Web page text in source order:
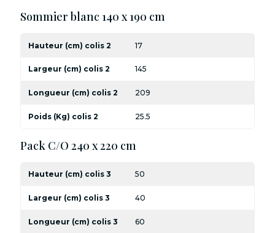
Sommier blanc 140 x 190 cm
Hauteur (cm) colis 2 17
Largeur (cm) colis 2 145
Longueur (cm) colis 2 209
Poids (Kg) colis 2 25.5
Pack C/O 240 x 220 cm
Hauteur (cm) colis 3 50
Largeur (cm) colis 3 40
Longueur (cm) colis 3 60